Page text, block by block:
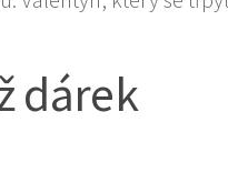
dárek